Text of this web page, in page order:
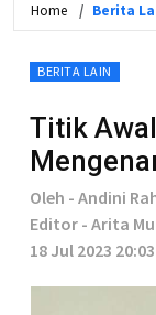
Home Berita
BERITA LAIN
Titik
Oleh - Andini
Editor - Arita
18 Jul 2023